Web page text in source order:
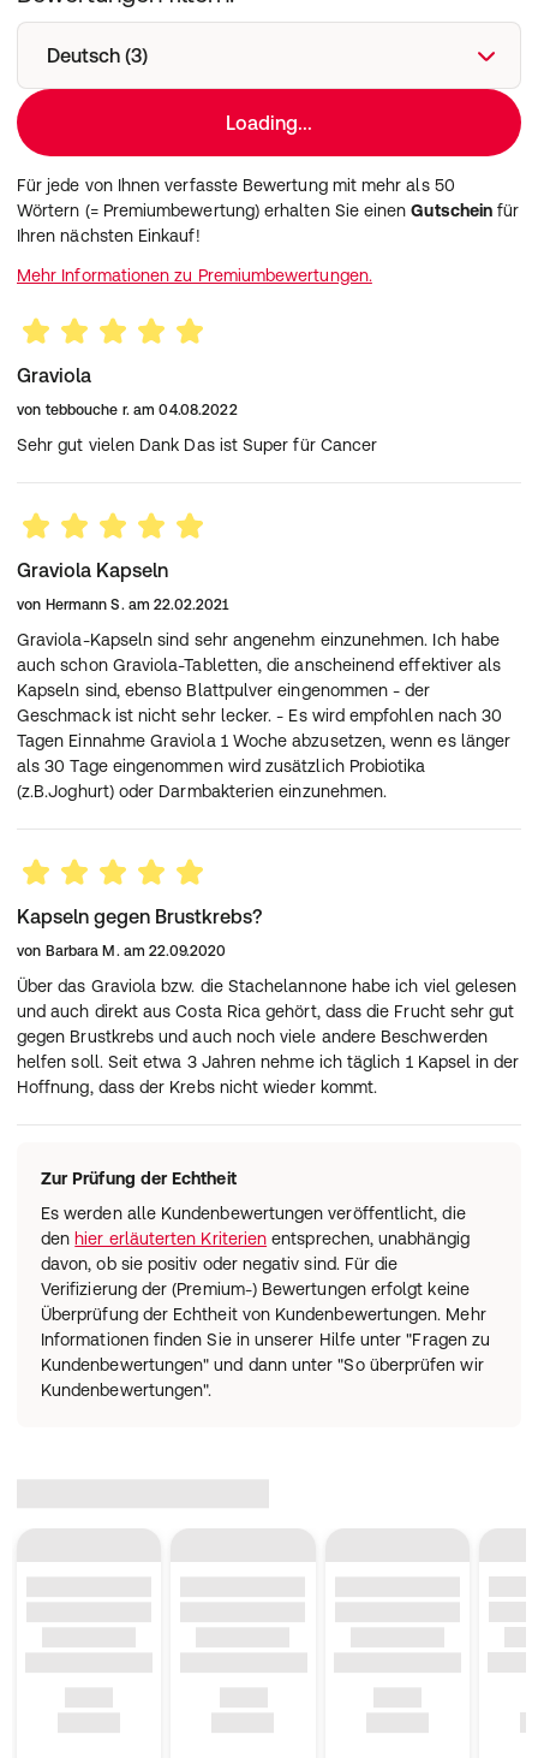
Krebserkrankungen nutzbar sein können. Mit den
Graviola-Kapseln kaufen Sie ein traditionsreiches und
Hydroxypropylmethylcellulose (HPMC).
Nährwerte:
Durchschnittliche Nährwerte
*Täglich empfohlene Verzehrmenge
Täglich unzerkaut 2-3 Kapseln mit viel stillem Wasser
Hinweise:
Die empfohlene tägliche Verzehrmenge darf nicht
Aufbewahrung:
Gut verschlossen, kühl und trocken lagern. Außerhalb
der Reichweite von kleinen Kindern aufbewahren.
Nettofüllmenge:
90 Kapseln = 55,5 g
Herstellerdaten:
ZeinPharma Germany GmbH
Industriestr. 29
64569 Nauheim
Deutsch (3)
Loading...
Für jede von Ihnen verfasste Bewertung mit mehr als 50
Wörtern (= Premiumbewertung) erhalten Sie einenGutschein für
Ihren nächsten Einkauf!
Mehr Informationen zu Premiumbewertungen.
Graviola
von tebbouche r. am 04.08.2022
Sehr gut vielen Dank Das ist Super für Cancer
Graviola Kapseln
von Hermann S. am 22.02.2021
Graviola-Kapseln sind sehr angenehm einzunehmen. Ich habe
auch schon Graviola-Tabletten, die anscheinend effektiver als
Kapseln sind, ebenso Blattpulver eingenommen - der
Geschmack ist nicht sehr lecker. - Es wird empfohlen nach 30
Tagen Einnahme Graviola 1 Woche abzusetzen, wenn es länger
als 30 Tage eingenommen wird zusätzlich Probiotika
(z.B.Joghurt) oder Darmbakterien einzunehmen.
Kapseln gegen Brustkrebs?
von Barbara M. am 22.09.2020
Über das Graviola bzw. die Stachelannone habe ich viel gelesen
und auch direkt aus Costa Rica gehört, dass die Frucht sehr gut
gegen Brustkrebs und auch noch viele andere Beschwerden
helfen soll. Seit etwa 3 Jahren nehme ich täglich 1 Kapsel in der
Hoffnung, dass der Krebs nicht wieder kommt.
Zur Prüfung der Echtheit
Es werden alle Kundenbewertungen veröffentlicht, die
den hier erläuterten Kriterien entsprechen, unabhängig
davon, ob sie positiv oder negativ sind. Für die
Verifizierung der (Premium-) Bewertungen erfolgt keine
Überprüfung der Echtheit von Kundenbewertungen. Mehr
Informationen finden Sie in unserer Hilfe unter "Fragen zu
Kundenbewertungen" und dann unter "So überprüfen wir
Kundenbewertungen".